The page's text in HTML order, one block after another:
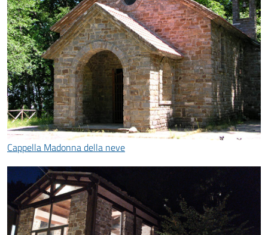
Cappella Madonna della neve